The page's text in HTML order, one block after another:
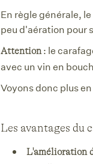
En règle générale,
peu d'aération pour
Attention : le
avec un vin en
Voyons donc plus
Les avantages du
L'amélioration